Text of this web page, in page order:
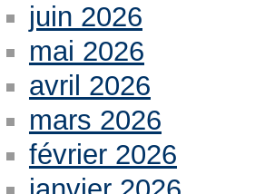
juin 2026
mai 2026
avril 2026
mars 2026
février 2026